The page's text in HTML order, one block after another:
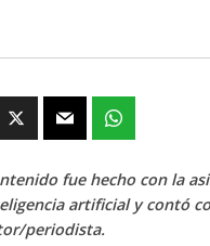
fue hecho con la
artificial y contó
periodista.